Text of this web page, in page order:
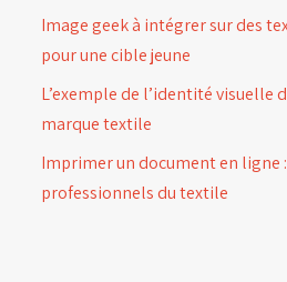
Image geek à intégrer sur des
pour une cible jeune
L’exemple de l’identité visuelle
marque textile
Imprimer un document en ligne
professionnels du textile